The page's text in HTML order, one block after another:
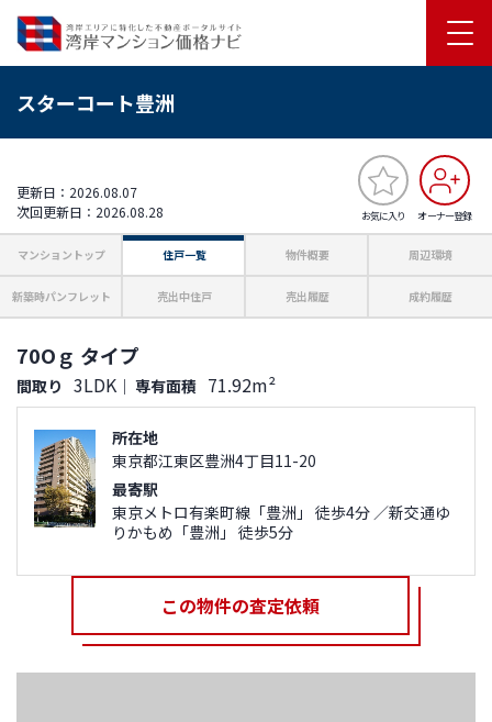
スターコート豊洲
お気に入り オーナー登録
更新日：2026.08.07
次回更新日：2026.08.28
マンショントップ 住戸一覧 物件概要 周辺環境
新築時パンフレット 売出中住戸 売出履歴 成約履歴
70Oｇ タイプ
間取り 3LDK ｜ 専有面積 71.92m²
所在地
東京都江東区豊洲4丁目11-20
最寄駅
東京メトロ有楽町線「豊洲」 徒歩4分 ／新交通ゆ
りかもめ「豊洲」 徒歩5分
この物件の査定依頼